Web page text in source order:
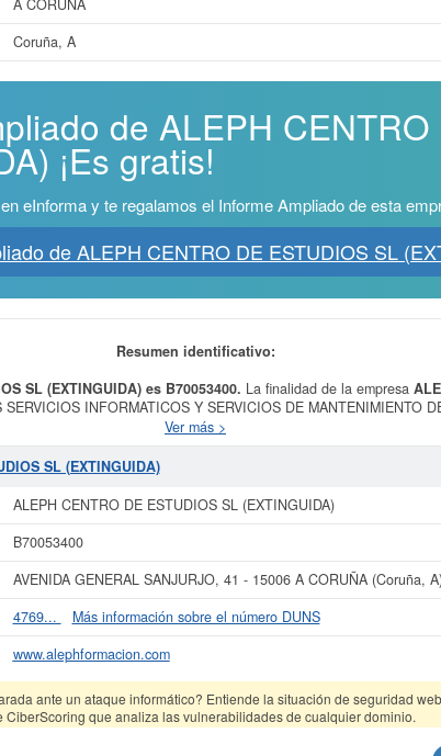
A CORUÑA
Coruña, A
de ALEPH
¡Es gratis!
eInforma y te regalamos el Informe Ampliado de esta
de ALEPH CENTRO DE ESTUDIOS SL
Resumen identificativo:
SL (EXTINGUIDA) es B70053400. La finalidad de la empresa
INFORMATICOS Y SERVICIOS DE MANTENIMIENTO
de la categoría 8559 - Otra educación n.c.o.p.. La empresa
Internacional de Clasificación en la actividad 82990000. Esta
un total de 60 consultas en eInforma. La última consulta se ha
empresa y otras similares, puede hacerlo desde esta misma web.
de 3.100 a 60.000 €. Existen 19 actos publicados en el BORME
apartado de Coruña, A.
la empresa ALEPH CENTRO DE ESTUDIOS SL (EXTINGUIDA)
SL (EXTINGUIDA) y consultar los resultados de sus años
cuentas de resultados disponibles.
actualización del informe de empresa se ha realizado el 01/09/2025.
Ver más >
SL (EXTINGUIDA)
ALEPH CENTRO DE ESTUDIOS SL (EXTINGUIDA)
B70053400
AVENIDA GENERAL SANJURJO, 41 - 15006 A CORUÑA (Coruña,
4769...
Más información sobre el número DUNS
www.alephformacion.com
ante un ataque informático? Entiende la situación de seguridad
que analiza las vulnerabilidades de cualquier dominio.